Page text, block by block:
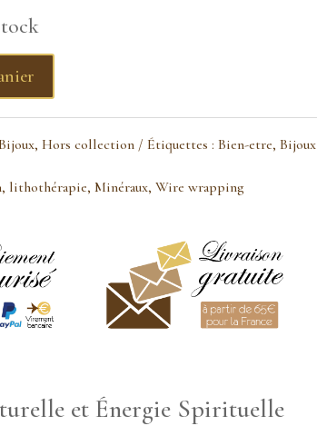
, Hors collection Étiquettes : Bien-etre, Bijoux
, lithothérapie, Minéraux, Wire wrapping
et Énergie Spirituelle